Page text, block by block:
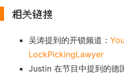
相关链接
吴涛提到的开锁频道：
LockPickingLawyer
Justin 在节目中提到的德